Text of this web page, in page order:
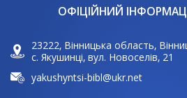
ОФІЦІЙНИЙ
23222, Вінницька область,
с. Якушинці, вул. Новоселів, 21
yakushyntsi-bibl@ukr.net